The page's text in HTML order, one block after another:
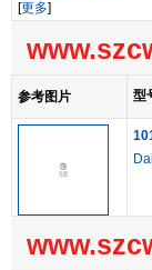
[更多]
参考图片 型